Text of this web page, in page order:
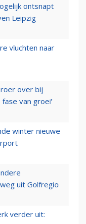
ontsnapt
Leipzig
vluchten naar
over bij
fase van groei'
winter nieuwe
uit Golfregio
verder uit: